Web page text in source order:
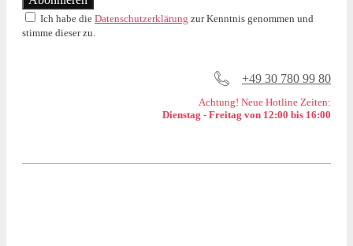
Ich habe die Datenschutzerklärung zur Kenntnis genommen und
stimme dieser zu.
+49 30 780 99 80
Achtung! Neue Hotline Zeiten:
Dienstag - Freitag von 12:00 bis 16:00